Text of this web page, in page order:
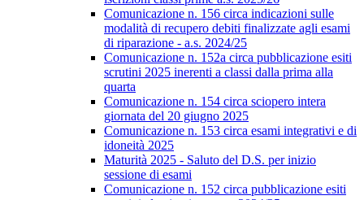
Comunicazione n. 156 circa indicazioni sulle
modalità di recupero debiti finalizzate agli esami
di riparazione - a.s. 2024/25
Comunicazione n. 152a circa pubblicazione esiti
scrutini 2025 inerenti a classi dalla prima alla
quarta
Comunicazione n. 154 circa sciopero intera
giornata del 20 giugno 2025
Comunicazione n. 153 circa esami integrativi e di
idoneità 2025
Maturità 2025 - Saluto del D.S. per inizio
sessione di esami
Comunicazione n. 152 circa pubblicazione esiti